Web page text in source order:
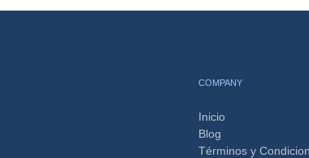
COMPANY
Inicio
Blog
Términos y